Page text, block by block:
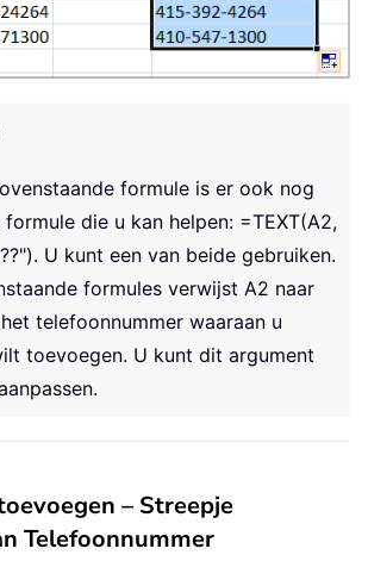
formule is er ook nog
formule die u kan helpen: =TEXT(A2,
. U kunt een van beide gebruiken.
formules verwijst A2 naar
telefoonnummer waaraan u
toevoegen. U kunt dit argument
– Streepje
Telefoonnummer